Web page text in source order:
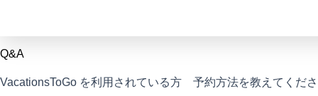
Q&A
VacationsToGo を利用されている方 予約方法を教えてくだ